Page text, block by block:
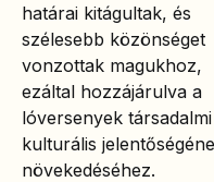
határai kitágultak, és
szélesebb közönséget
vonzottak magukhoz,
ezáltal hozzájárulva a
lóversenyek
kulturális
növekedéséhez.